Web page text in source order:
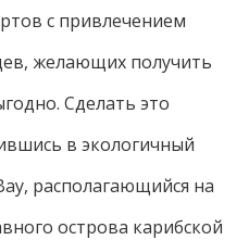
с привлечением
желающих получить
Сделать это
в экологичный
располагающийся на
острова карибской